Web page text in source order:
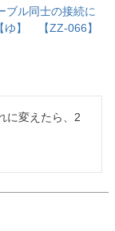
ル同士の接続に
ゆ】 【ZZ-066】
に変えたら、2